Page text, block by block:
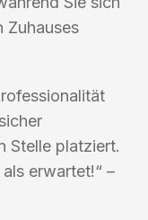
Zuhauses
Stelle platziert.
erwartet!“ –